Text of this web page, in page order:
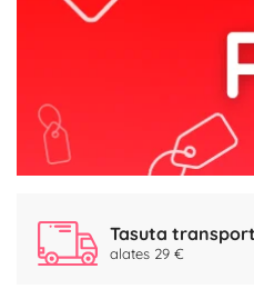
Tasuta transport
alates 29 €